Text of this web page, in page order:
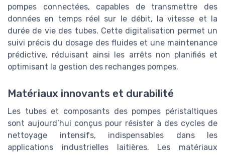
pompes connectées, capables de transmettre des
données en temps réel sur le débit, la vitesse et la
durée de vie des tubes. Cette digitalisation permet un
suivi précis du dosage des fluides et une maintenance
prédictive, réduisant ainsi les arrêts non planifiés et
optimisant la gestion des rechanges pompes.
Matériaux innovants et durabilité
Les tubes et composants des pompes péristaltiques
sont aujourd’hui conçus pour résister à des cycles de
nettoyage intensifs, indispensables dans les
applications industrielles laitières. Les matériaux